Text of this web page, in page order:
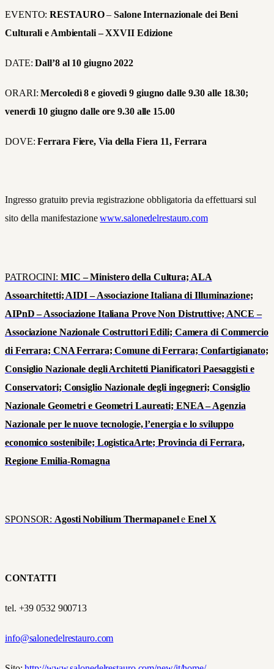
EVENTO:RESTAURO–Salone Internazionale dei Beni
Culturali e Ambientali – XXVII Edizione
DATE: Dall’8 al 10 giugno 2022
ORARI:Mercoledì 8 e giovedì 9 giugno dalle 9.30 alle 18.30;
venerdì 10 giugno dalle ore 9.30 alle 15.00
DOVE: Ferrara Fiere, Via della Fiera 11, Ferrara
Ingresso gratuito previa registrazione obbligatoria da effettuarsi sul
sito della manifestazionewww.salonedelrestauro.com
PATROCINI: MIC – Ministero della Cultura; ALA
Assoarchitetti; AIDI – Associazione Italiana di Illuminazione;
AIPnD – Associazione Italiana Prove Non Distruttive; ANCE –
Associazione Nazionale Costruttori Edili; Camera di Commercio
di Ferrara; CNA Ferrara; Comune di Ferrara; Confartigianato;
Consiglio Nazionale degli Architetti Pianificatori Paesaggisti e
Conservatori; Consiglio Nazionale degli ingegneri; Consiglio
Nazionale Geometri e Geometri Laureati; ENEA – Agenzia
Nazionale per le nuove tecnologie, l’energia e lo sviluppo
economico sostenibile; LogisticaArte; Provincia di Ferrara,
Regione Emilia-Romagna
SPONSOR: Agosti Nobilium Thermapanele Enel X
CONTATTI
tel. +39 0532 900713
info@salonedelrestauro.com